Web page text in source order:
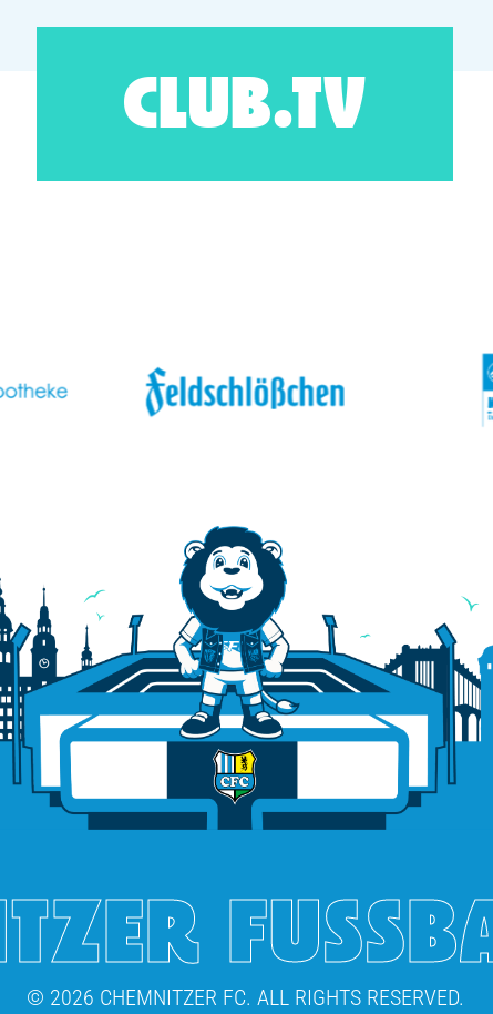
CLUB.TV
© 2026 CHEMNITZER FC. ALL RIGHTS RESERVED.